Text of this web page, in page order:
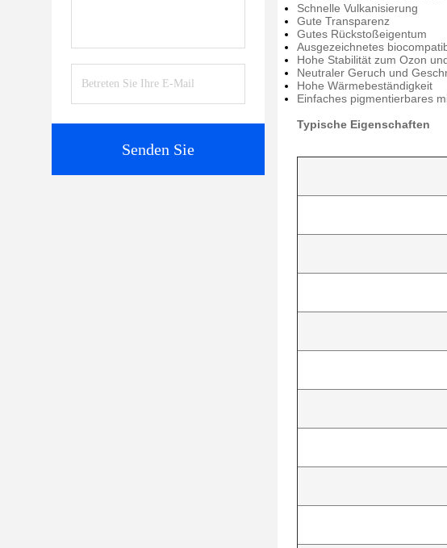
Senden Sie
Schnelle Vulkanisierung
Gute Transparenz
Gutes Rückstoßeigentum
Ausgezeichnetes
Hohe Stabilität zum Ozon
Neutraler Geruch und
Hohe Wärmebeständigkeit
Einfaches pigmentierbares
Typische Eigenschaften